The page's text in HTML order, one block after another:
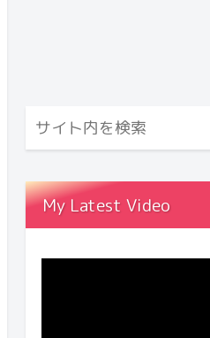
My Latest Video